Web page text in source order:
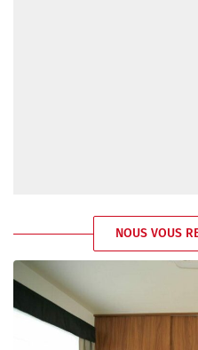
NOUS VOUS